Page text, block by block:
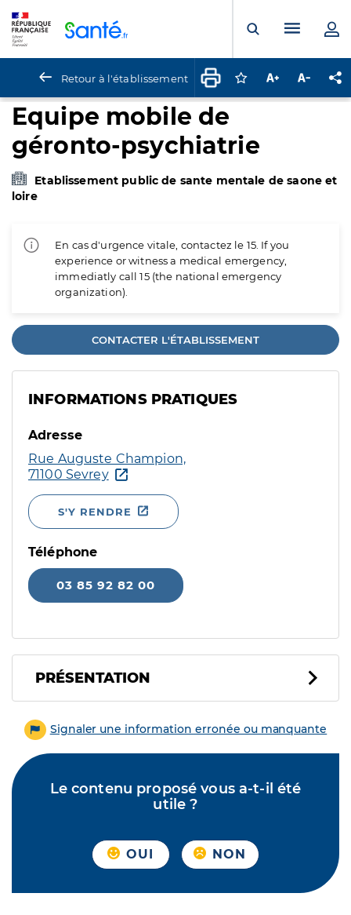
Ouvrir laMenu
Retour à l'établissement Connectez-vous
Augmenter la
Equipe mobile de
géronto-psychiatrie
Etablissement public de sante mentale de saone et
loire
En cas d'urgence vitale, contactez le 15. If you
experience or witness a medical emergency,
immediatly call 15 (the national emergency
organization).
CONTACTER L'ÉTABLISSEMENT
INFORMATIONS PRATIQUES
Adresse
Rue Auguste Champion,
71100 Sevrey
S'Y RENDRE
Téléphone
03 85 92 82 00
PRÉSENTATION
Signaler une information erronée ou manquante
Le contenu proposé vous a-t-il été
utile ?
OUI NON